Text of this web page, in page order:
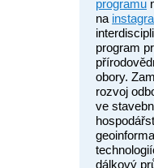
programu
na
program
obory.
rozvoj
ve
dálkový